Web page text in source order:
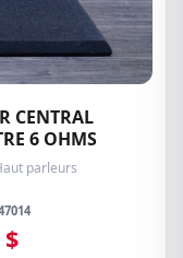
CENTRAL
6 OHMS
parleurs
$